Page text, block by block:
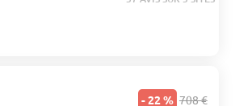
- 22 % 708 €